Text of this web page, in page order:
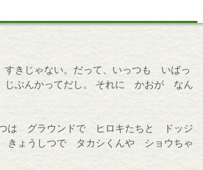
きじゃない。だって、いっつも いばっ
じぶんかってだし。 それに かおが なん
は グラウンドで ヒロキたちと ドッジ
きょうしつで タカシくんや ショウちゃ